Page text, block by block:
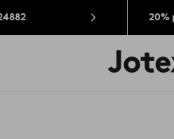
20%
Jotex
logotyp